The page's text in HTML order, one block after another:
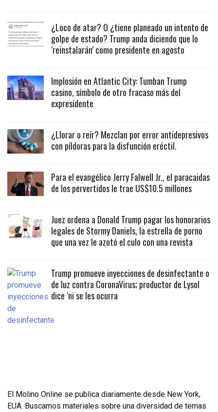
¿Loco de atar? O ¿tiene planeado un intento de
golpe de estado? Trump anda diciendo que lo
‘reinstalarán’ como presidente en agosto
Implosión en Atlantic City: Tumban Trump
casino, símbolo de otro fracaso más del
expresidente
¿Llorar o reír? Mezclan por error antidepresivos
con píldoras para la disfunción eréctil.
Para el evangélico Jerry Falwell Jr., el paracaidas
de los pervertidos le trae US$10.5 millones
Juez ordena a Donald Trump pagar los honorarios
legales de Stormy Daniels, la estrella de porno
que una vez le azotó el culo con una revista
Trump promueve inyecciones de desinfectante o
de luz contra CoronaVirus; productor de Lysol
dice ‘ni se les ocurra
El Molino Online se publica diariamente desde New York,
EUA. Buscamos materiales sobre una diversidad de temas